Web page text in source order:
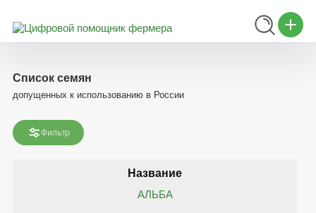
Список семян
допущенных к использованию в России
Фильтр
АЛЬБА